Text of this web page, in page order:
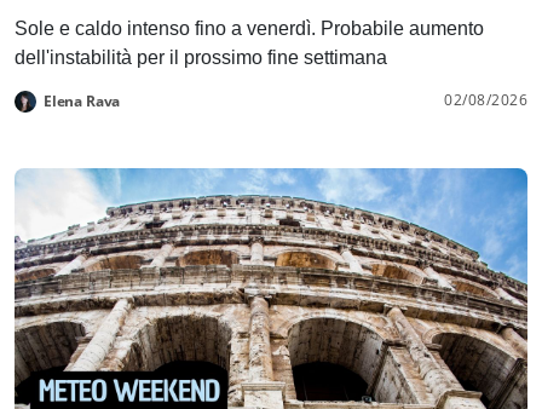
Sole e caldo intenso fino a venerdì. Probabile aumento
dell'instabilità per il prossimo fine settimana
Elena Rava 02/08/2026